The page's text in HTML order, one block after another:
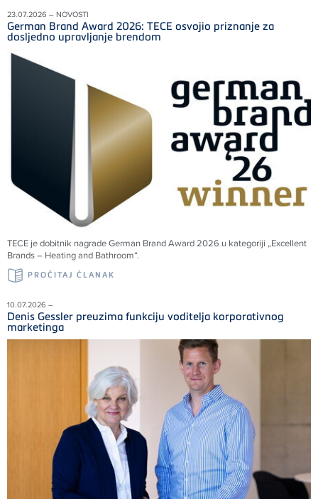
23.07.2026 – NOVOSTI
German Brand Award 2026: TECE osvojio priznanje za
dosljedno upravljanje brendom
TECE je dobitnik nagrade German Brand Award 2026 u kategoriji „Excellent
Brands – Heating and Bathroom“.
PROČITAJ ČLANAK
10.07.2026 –
Denis Gessler preuzima funkciju voditelja korporativnog
marketinga